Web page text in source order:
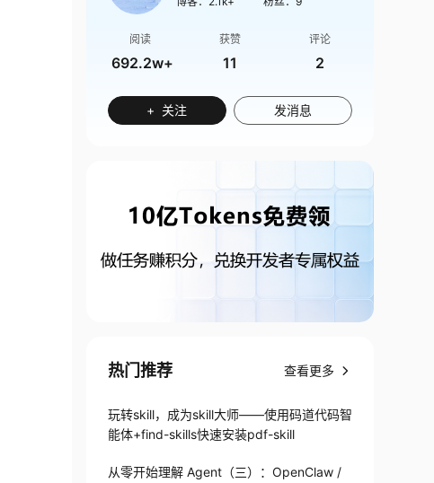
阅读
692.2w+
获赞
11
评论
2
+ 关注 发消息
热门推荐 查看更多
玩转skill，成为skill大师——使用码道代码智
能体+find-skills快速安装pdf-skill
从零开始理解 Agent（三）：OpenClaw /